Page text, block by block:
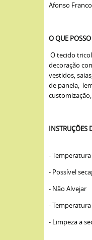
Afonso
O QUE
O tecido
decoração
vestidos,
de panela,
INSTRUÇÕES
-
- Possível
- Não Alvejar
-
- Limpeza a